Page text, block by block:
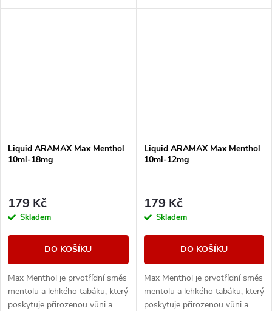
maximální osvěžení.
maximální osvěžení.
Liquid ARAMAX Max Menthol
10ml-18mg
179 Kč
Skladem
DO KOŠÍKU
Max Menthol je prvotřídní směs
mentolu a lehkého tabáku, který
poskytuje přirozenou vůni a
Liquid ARAMAX Max Menthol
10ml-12mg
179 Kč
Skladem
DO KOŠÍKU
Max Menthol je prvotřídní směs
mentolu a lehkého tabáku, který
poskytuje přirozenou vůni a